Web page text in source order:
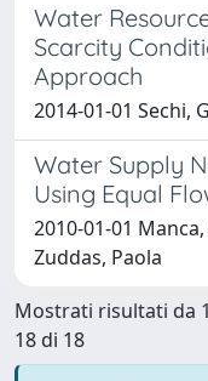
Water
Scarcity
Approach
2014-01-01 Sechi,
Water Supply
Using Equal
2010-01-01
Zuddas, Paola
Mostrati risultati da
18 di 18